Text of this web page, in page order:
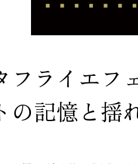
バタ
記憶と揺